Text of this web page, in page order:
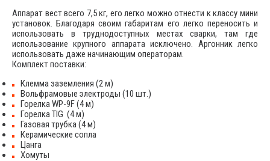
Аппарат вест всего 7,5 кг, его легко можно отнести к классу мини
установок. Благодаря своим габаритам его легко переносить и
использовать в труднодоступных местах сварки, там где
использование крупного аппарата исключено. Аргонник легко
использовать даже начинающим операторам.
Комплект поставки:
Клемма заземления (2 м)
Вольфрамовые электроды (10 шт.)
Горелка WP-9F (4 м)
Горелка TIG (4 м)
Газовая трубка (4 м)
Керамические сопла
Цанга
Хомуты